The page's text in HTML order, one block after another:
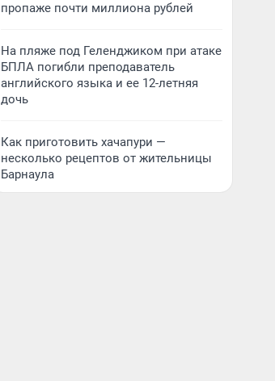
пропаже почти миллиона рублей
На пляже под Геленджиком при атаке
БПЛА погибли преподаватель
английского языка и ее 12-летняя
дочь
Как приготовить хачапури —
несколько рецептов от жительницы
Барнаула